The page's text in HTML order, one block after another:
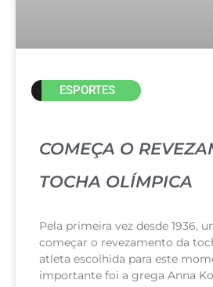
ESPORTES
COMEÇA O
TOCHA OLÍMPICA
Pela primeira vez desde 1936,
começar o revezamento da
atleta escolhida para este
importante foi a grega Anna